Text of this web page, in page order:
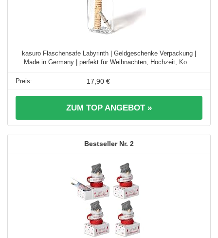
kasuro Flaschensafe Labyrinth | Geldgeschenke Verpackung |
Made in Germany | perfekt für Weihnachten, Hochzeit, Ko ...
17,90 €
ZUM TOP ANGEBOT »
2